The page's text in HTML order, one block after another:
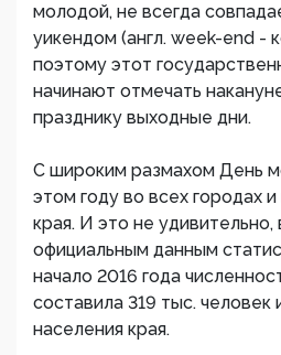
молодой, не всегда
уикендом (англ. week-end -
поэтому этот
начинают отмечать
празднику выходные дни.
С широким размахом День
этом году во всех городах
края. И это не удивительно,
официальным данным
начало 2016 года
составила 319 тыс. человек
населения края.